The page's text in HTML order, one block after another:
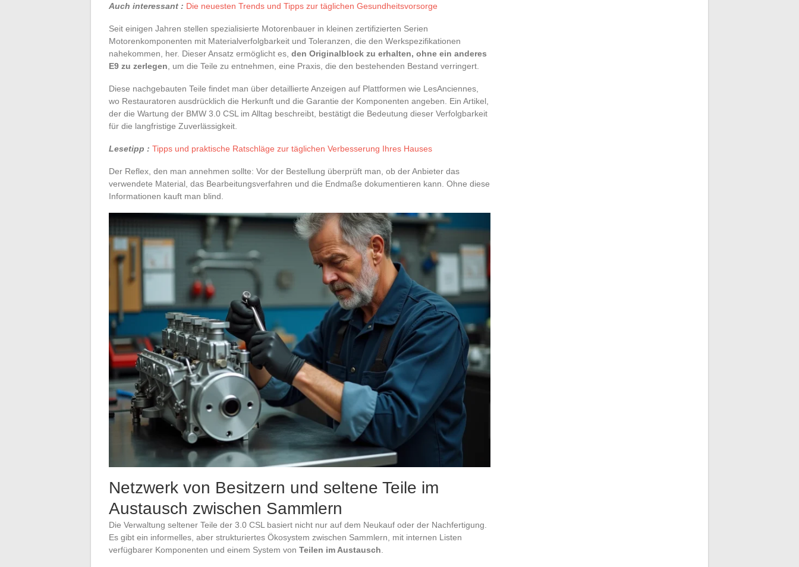
Auch interessant : Die neuesten Trends und Tipps zur täglichen Gesundheitsvorsorge
Seit einigen Jahren stellen spezialisierte Motorenbauer in kleinen zertifizierten Serien
Motorenkomponenten mit Materialverfolgbarkeit und Toleranzen, die den Werkspezifikationen
nahekommen, her. Dieser Ansatz ermöglicht es, den Originalblock zu erhalten, ohne ein anderes
E9 zu zerlegen , um die Teile zu entnehmen, eine Praxis, die den bestehenden Bestand verringert.
Diese nachgebauten Teile findet man über detaillierte Anzeigen auf Plattformen wie LesAnciennes,
wo Restauratoren ausdrücklich die Herkunft und die Garantie der Komponenten angeben. Ein Artikel,
der die Wartung der BMW 3.0 CSL im Alltag beschreibt, bestätigt die Bedeutung dieser Verfolgbarkeit
für die langfristige Zuverlässigkeit.
Lesetipp : Tipps und praktische Ratschläge zur täglichen Verbesserung Ihres Hauses
Der Reflex, den man annehmen sollte: Vor der Bestellung überprüft man, ob der Anbieter das
verwendete Material, das Bearbeitungsverfahren und die Endmaße dokumentieren kann. Ohne diese
Informationen kauft man blind.
Netzwerk von Besitzern und seltene Teile im
Austausch zwischen Sammlern
Die Verwaltung seltener Teile der 3.0 CSL basiert nicht nur auf dem Neukauf oder der Nachfertigung.
Es gibt ein informelles, aber strukturiertes Ökosystem zwischen Sammlern, mit internen Listen
verfügbarer Komponenten und einem System von Teilen im Austausch.